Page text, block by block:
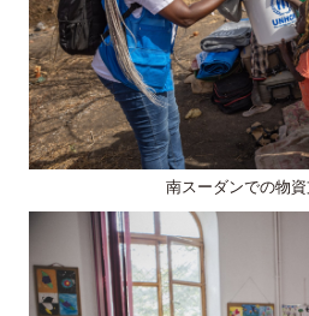
南スーダンでの物